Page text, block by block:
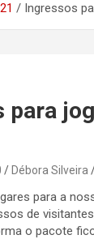
21 Ingressos
para
Débora Silveira
para a
de
o pacote